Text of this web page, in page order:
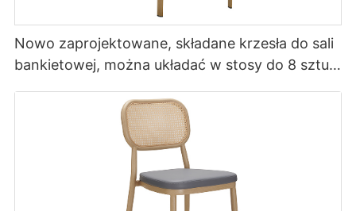
Nowo zaprojektowane, składane krzesła do sali
bankietowej, można układać w stosy do 8 sztuk